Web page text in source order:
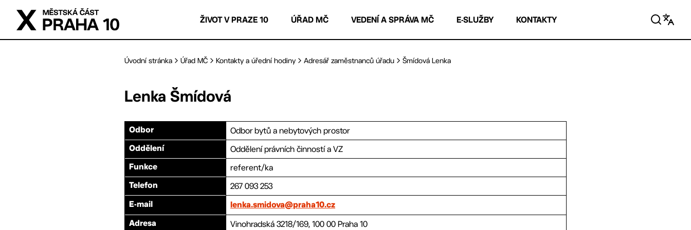
Přejít na hlavní obsah
ŽIVOT V PRAZE 10 ÚŘAD MČ VEDENÍ A SPRÁVA MČ E-SLUŽBY KONTAKTY
Úvodní stránka Úřad MČ Kontakty a úřední hodiny Adresář zaměstnanců úřadu Šmídová Lenka
Lenka Šmídová
Odbor Odbor bytů a nebytových prostor
Oddělení Oddělení právních činností a VZ
Funkce referent/ka
Telefon 267 093 253
E-mail lenka.smidova@praha10.cz
Adresa Vinohradská 3218/169, 100 00 Praha 10